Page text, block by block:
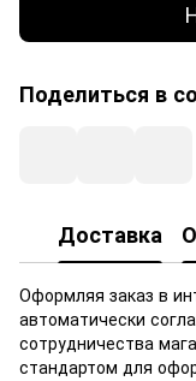
Поделиться в
Доставка
Оформляя заказ в
автоматически
сотрудничества
стандартом для